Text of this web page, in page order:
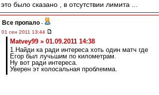
это было сказано , в отсутствии лимита ...
Все пропало -
01 сен 2011 13:44
Matvey99 » 01.09.2011 14:38
1.Найди ка ради интереса хоть один матч где
Егор был лучьшим по километрам.
Ну вот ради интереса.
Уверен эт колосальная проблемма.